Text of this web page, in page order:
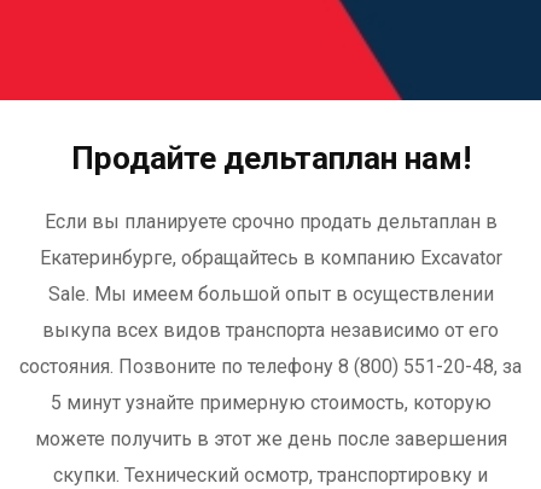
Продайте дельтаплан нам!
Если вы планируете срочно продать дельтаплан в
Екатеринбурге, обращайтесь в компанию Excavator
Sale. Мы имеем большой опыт в осуществлении
выкупа всех видов транспорта независимо от его
состояния. Позвоните по телефону 8 (800) 551-20-48, за
5 минут узнайте примерную стоимость, которую
можете получить в этот же день после завершения
скупки. Технический осмотр, транспортировку и